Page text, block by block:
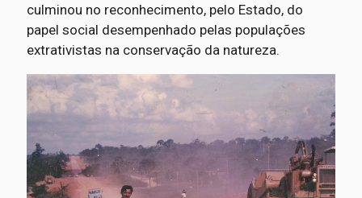
culminou no reconhecimento, pelo Estado, do
papel social desempenhado pelas populações
extrativistas na conservação da natureza.